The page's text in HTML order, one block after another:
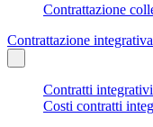
Contrattazione
Contrattazione integrativa
Contratti integrativi
Costi contratti